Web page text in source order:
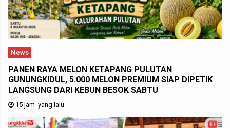
News
PANEN RAYA MELON KETAPANG PULUTAN
GUNUNGKIDUL, 5.000 MELON PREMIUM SIAP DIPETIK
LANGSUNG DARI KEBUN BESOK SABTU
15 jam yang lalu